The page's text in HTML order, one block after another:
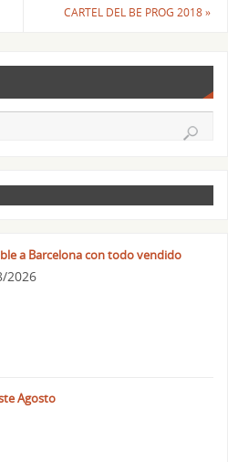
CARTEL DEL BE PROG 2018»
a Barcelona con todo vendido
2026
Agosto